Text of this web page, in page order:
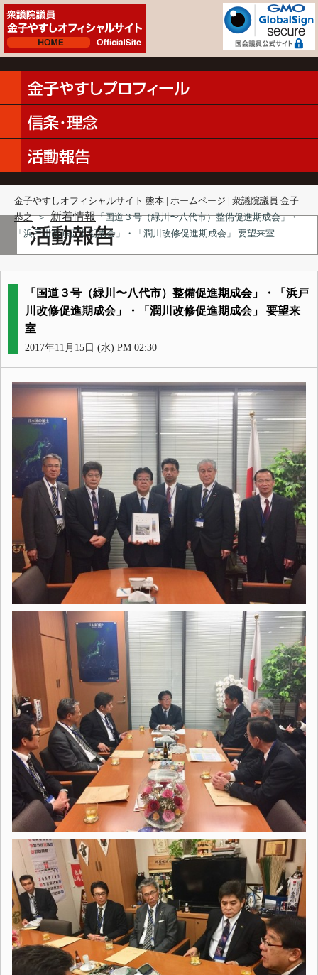
金子やすしオフィシャルサイト 熊本 | ホームページ | 衆議院議員 金子
恭之 ＞ 新着情報「国道３号（緑川〜八代市）整備促進期成会」・
「浜戸川改修促進期成会」・「潤川改修促進期成会」 要望来室
「国道３号（緑川〜八代市）整備促進期成会」・「浜戸
川改修促進期成会」・「潤川改修促進期成会」 要望来
室
2017年11月15日 (水) PM 02:30